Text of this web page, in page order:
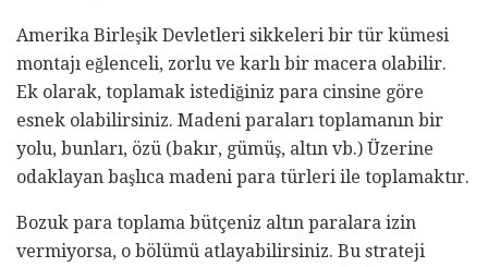
Amerika Birleşik Devletleri sikkeleri bir tür kümesi
montajı eğlenceli, zorlu ve karlı bir macera olabilir.
Ek olarak, toplamak istediğiniz para cinsine göre
esnek olabilirsiniz. Madeni paraları toplamanın bir
yolu, bunları, özü (bakır, gümüş, altın vb.) Üzerine
odaklayan başlıca madeni para türleri ile toplamaktır.
Bozuk para toplama bütçeniz altın paralara izin
vermiyorsa, o bölümü atlayabilirsiniz. Bu strateji